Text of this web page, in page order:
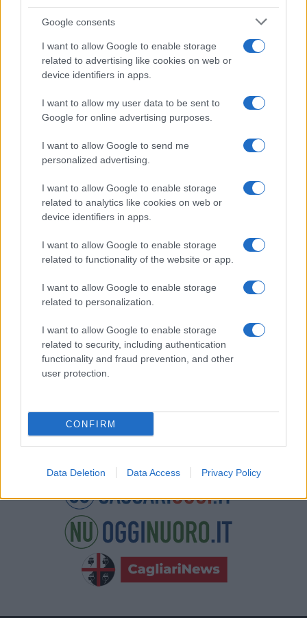
Google consents
I want to allow Google to enable storage
related to advertising like cookies on web or
device identifiers in apps.
I want to allow my user data to be sent to
Google for online advertising purposes.
I want to allow Google to send me
personalized advertising.
I want to allow Google to enable storage
related to analytics like cookies on web or
device identifiers in apps.
I want to allow Google to enable storage
related to functionality of the website or app.
I want to allow Google to enable storage
related to personalization.
I want to allow Google to enable storage
related to security, including authentication
functionality and fraud prevention, and other
user protection.
CONFIRM
Data Deletion Data Access Privacy Policy
Invia un Comunicato Stampa Segnala
Vuoi rimanere sempre aggiornato?
Iscriviti alla newsletter di Gallura Oggi e ricevi le nostre
email periodiche contenenti le ultime notizie pubblicate
sul sito web!
Indirizzo email*
Privacy
Utilizziamo Mailchimp come piattaforma di
marketing. Iscrivendoti alla newsletter accetti che le
l'elaborazione.Leggi qui l'informativa sulla privacy
di Mailchimp.
facendo clic sul collegamento nel piè di pagina delle
nostre e-mail.